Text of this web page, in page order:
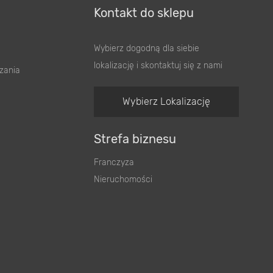
Kontakt do sklepu
Wybierz dogodną dla siebie
lokalizację i skontaktuj się z nami
Wybierz Lokalizację
Strefa biznesu
Franczyza
Nieruchomości